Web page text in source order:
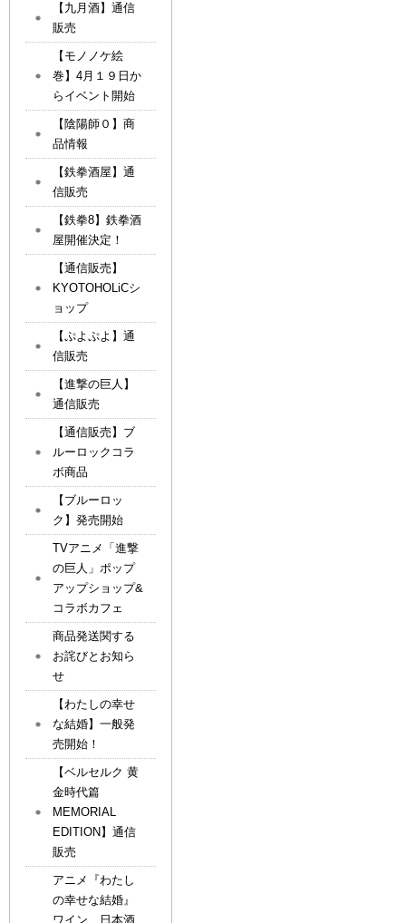
【九月酒】通信
販売
【モノノケ絵
巻】4月１９日か
らイベント開始
【陰陽師０】商
品情報
【鉄拳酒屋】通
信販売
【鉄拳8】鉄拳酒
屋開催決定！
【通信販売】
KYOTOHOLiCシ
ョップ
【ぷよぷよ】通
信販売
【進撃の巨人】
通信販売
【通信販売】ブ
ルーロックコラ
ボ商品
【ブルーロッ
ク】発売開始
TVアニメ「進撃
の巨人」ポップ
アップショップ&
コラボカフェ
商品発送関する
お詫びとお知ら
せ
【わたしの幸せ
な結婚】一般発
売開始！
【ベルセルク 黄
金時代篇
MEMORIAL
EDITION】通信
販売
アニメ『わたし
の幸せな結婚』
ワイン、日本酒